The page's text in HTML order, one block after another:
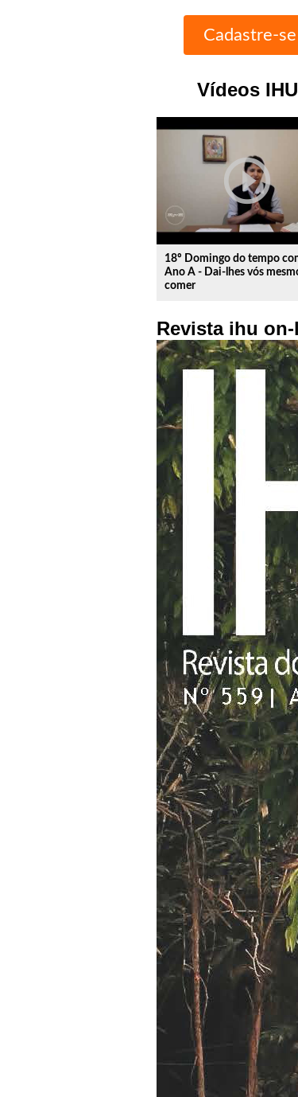
Vídeos IHU
play_circle_outline
18º Domingo do tempo
Ano A - Dai-lhes vós
comer
Revista ihu